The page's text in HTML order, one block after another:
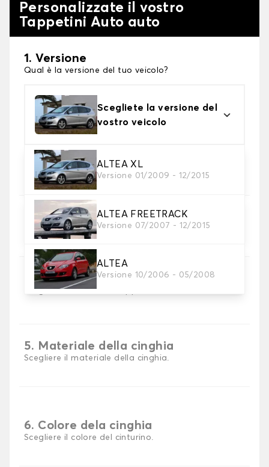
Personalizzate il vostro
Tappetini Auto auto
1. Versione
Qual è la versione del tuo veicolo?
Scegliete la versione del
vostro veicolo
ALTEA XL
Versione 01/2009 - 12/2015
ALTEA FREETRACK
Versione 07/2007 - 12/2015
ALTEA
Versione 10/2006 - 05/2008
2. Materiale
Scegli il materiale del tappetini auto
3. Set di tappetini
Selezionare il numero di tappetini per auto
necessari.
4. Colori dei tappetini
Scegli il materiale del tappetino auto.
5. Materiale della cinghia
Scegliere il materiale della cinghia.
6. Colore dela cinghia
Scegliere il colore del cinturino.